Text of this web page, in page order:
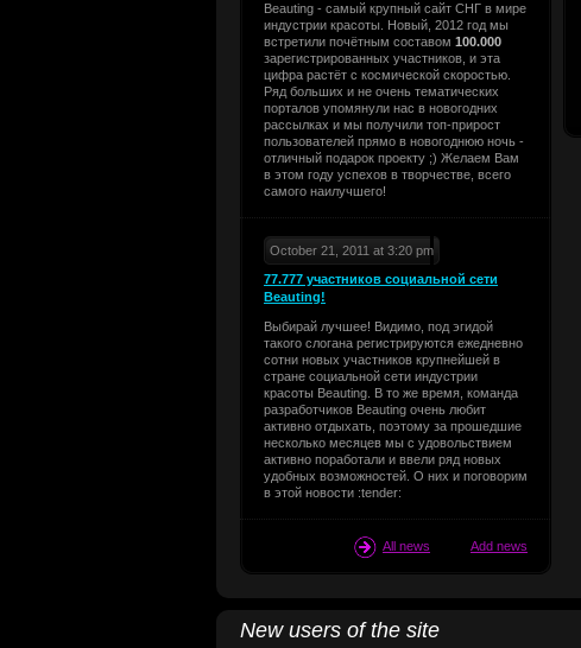
Beauting - самый крупный сайт СНГ в мире
индустрии красоты. Новый, 2012 год мы
встретили почётным составом 100.000
зарегистрированных участников, и эта
цифра растёт с космической скоростью.
Ряд больших и не очень тематических
порталов упомянули нас в новогодних
рассылках и мы получили топ-прирост
пользователей прямо в новогоднюю ночь -
отличный подарок проекту ;) Желаем Вам
в этом году успехов в творчестве, всего
самого наилучшего!
October 21, 2011 at 3:20 pm
77.777 участников социальной сети
Beauting!
Выбирай лучшее! Видимо, под эгидой
такого слогана регистрируются ежедневно
сотни новых участников крупнейшей в
стране социальной сети индустрии
красоты Beauting. В то же время, команда
разработчиков Beauting очень любит
активно отдыхать, поэтому за прошедшие
несколько месяцев мы с удовольствием
активно поработали и ввели ряд новых
удобных возможностей. О них и поговорим
в этой новости :tender:
Add news
All news
New users of the site